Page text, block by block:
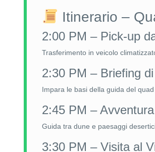
Itinerario –
2:00 PM – Pick-up
Trasferimento in veicolo
2:30 PM – Briefing
Impara le basi della guida del
2:45 PM –
Guida tra dune e paesaggi
3:30 PM – Visita al